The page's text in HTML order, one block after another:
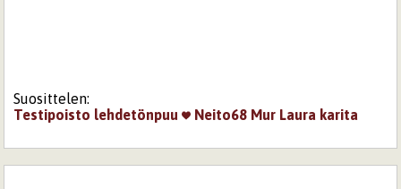
Suosittelen:
Testipoisto lehdetönpuu Neito68 Mur Laura karita